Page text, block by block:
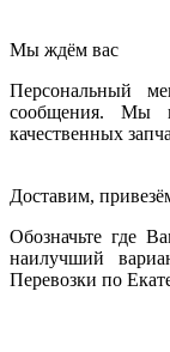
Мы ждём вас
Персональный
сообщения. Мы
качественных
Доставим,
Обозначьте где
наилучший
Перевозки по